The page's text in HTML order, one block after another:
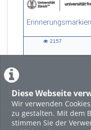
Diese Webseite
Wir verwenden
zu gestalten. Mit dem
stimmen Sie der
40:27 duration
2157
Featured